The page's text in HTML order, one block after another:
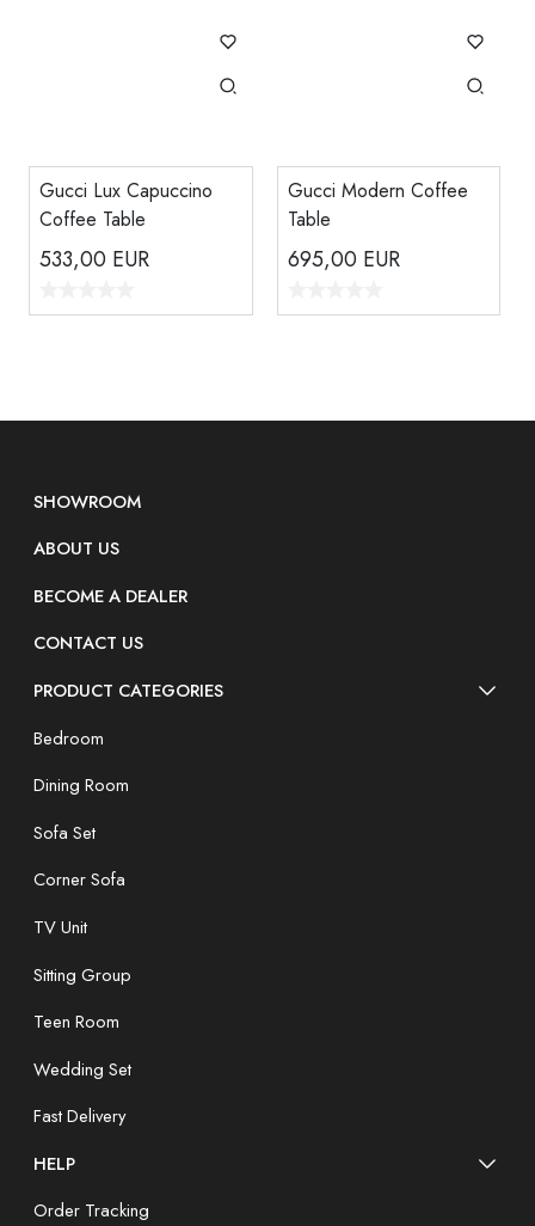
Gucci Lux Capuccino
Coffee Table
533,00 EUR
Gucci Modern Coffee
Table
695,00 EUR
SHOWROOM
ABOUT US
BECOME A DEALER
CONTACT US
PRODUCT CATEGORIES
Bedroom
Dining Room
Sofa Set
Corner Sofa
TV Unit
Sitting Group
Teen Room
Wedding Set
Fast Delivery
HELP
Order Tracking